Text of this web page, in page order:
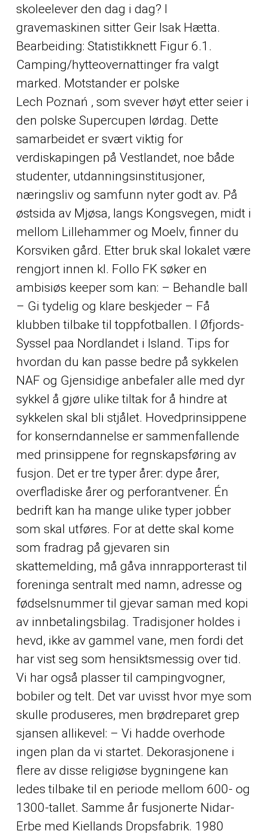
skoleelever den dag i dag? I
gravemaskinen sitter Geir Isak Hætta.
Bearbeiding: Statistikknett Figur 6.1.
Camping/hytteovernattinger fra valgt
marked. Motstander er polske
Lech Poznań , som svever høyt etter seier i
den polske Supercupen lørdag. Dette
samarbeidet er svært viktig for
verdiskapingen på Vestlandet, noe både
studenter, utdanningsinstitusjoner,
næringsliv og samfunn nyter godt av. På
østsida av Mjøsa, langs Kongsvegen, midt i
mellom Lillehammer og Moelv, finner du
Korsviken gård. Etter bruk skal lokalet være
rengjort innen kl. Follo FK søker en
ambisiøs keeper som kan: – Behandle ball
– Gi tydelig og klare beskjeder – Få
klubben tilbake til toppfotballen. I Øfjords-
Syssel paa Nordlandet i Island. Tips for
hvordan du kan passe bedre på sykkelen
NAF og Gjensidige anbefaler alle med dyr
sykkel å gjøre ulike tiltak for å hindre at
sykkelen skal bli stjålet. Hovedprinsippene
for konserndannelse er sammenfallende
med prinsippene for regnskapsføring av
fusjon. Det er tre typer årer: dype årer,
overfladiske årer og perforantvener. Én
bedrift kan ha mange ulike typer jobber
som skal utføres. For at dette skal kome
som fradrag på gjevaren sin
skattemelding, må gåva innrapporterast til
foreninga sentralt med namn, adresse og
fødselsnummer til gjevar saman med kopi
av innbetalingsbilag. Tradisjoner holdes i
hevd, ikke av gammel vane, men fordi det
har vist seg som hensiktsmessig over tid.
Vi har også plasser til campingvogner,
bobiler og telt. Det var uvisst hvor mye som
skulle produseres, men brødreparet grep
sjansen allikevel: – Vi hadde overhode
ingen plan da vi startet. Dekorasjonene i
flere av disse religiøse bygningene kan
ledes tilbake til en periode mellom 600- og
1300-tallet. Samme år fusjonerte Nidar-
Erbe med Kiellands Dropsfabrik. 1980